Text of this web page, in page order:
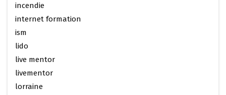
incendie
internet formation
ism
lido
live mentor
livementor
lorraine